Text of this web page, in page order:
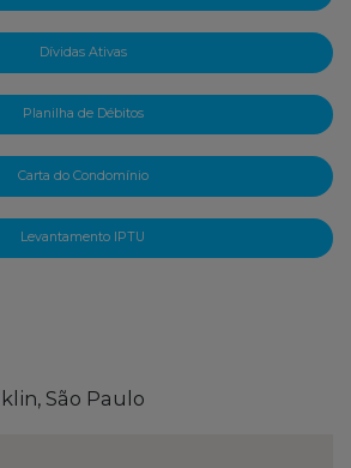
Dívidas Ativas
Planilha de Débitos
Carta do Condomínio
Levantamento IPTU
São Paulo